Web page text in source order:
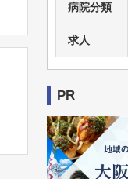
病院分類
求人
PR